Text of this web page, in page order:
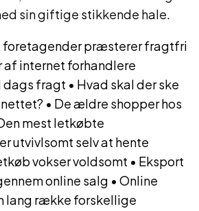
sin giftige stikkende hale.
foretagender præsterer fragtfri
af internet forhandlere
dags fragt • Hvad skal der ske
• De ældre shopper hos
mest letkøbte
utvivlsomt selv at hente
vokser voldsomt • Eksport
online salg • Online
lang række forskellige